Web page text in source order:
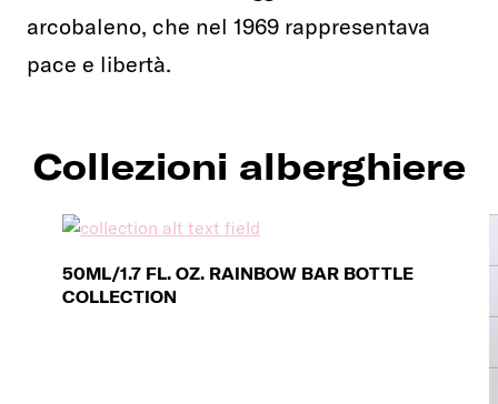
arcobaleno, che nel 1969 rappresentava
pace e libertà.
Collezioni alberghiere
50ML/1.7 FL. OZ. RAINBOW BAR BOTTLE
COLLECTION